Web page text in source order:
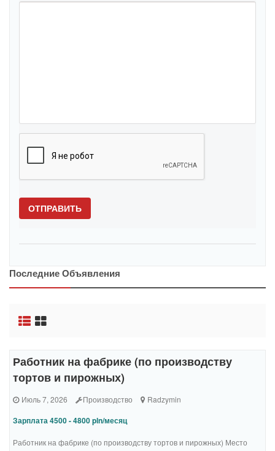
ОТПРАВИТЬ
Последние Объявления
Работник на фабрике (по производству
тортов и пирожных)
Июль 7, 2026 Производство Radzymin
Зарплата 4500 - 4800 pln/месяц
Работник на фабрике (по производству тортов и пирожных) Место